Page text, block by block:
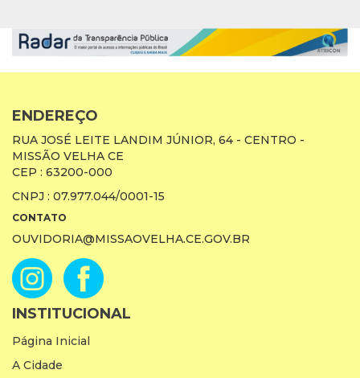
ENDEREÇO
RUA JOSÉ LEITE LANDIM JÚNIOR, 64 - CENTRO -
MISSÃO VELHA CE
CEP : 63200-000
CNPJ : 07.977.044/0001-15
CONTATO
OUVIDORIA@MISSAOVELHA.CE.GOV.BR
INSTITUCIONAL
Página Inicial
A Cidade